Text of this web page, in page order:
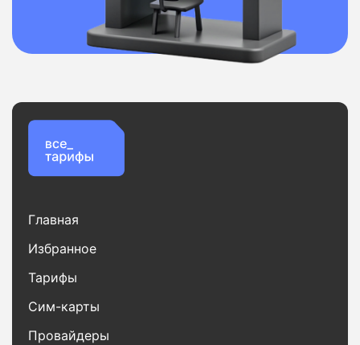
Главная
Избранное
Тарифы
Сим-карты
Провайдеры